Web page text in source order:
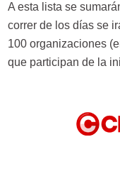
A esta lista se
correr de los días se
100 organizaciones
que participan de la